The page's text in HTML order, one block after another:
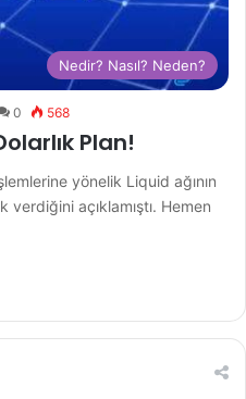
Nedir? Nasıl? Neden?
0 568
Plan!
yönelik Liquid ağının
verdiğini açıklamıştı. Hemen